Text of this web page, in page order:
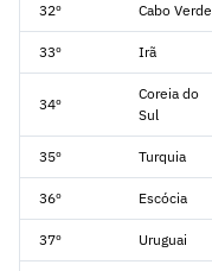
32º Cabo Verde
33º Irã
34º
Coreia do
Sul
35º Turquia
36º Escócia
37º Uruguai